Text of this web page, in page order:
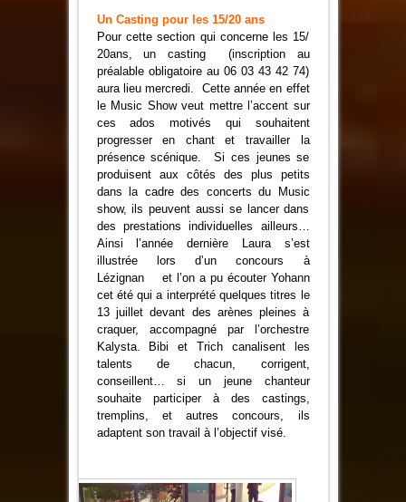
Un Casting pour les 15/20 ans
Pour cette section qui concerne les 15/
20ans, un casting (inscription au
préalable obligatoire au 06 03 43 42 74)
aura lieu mercredi. Cette année en effet
le Music Show veut mettre l’accent sur
ces ados motivés qui souhaitent
progresser en chant et travailler la
présence scénique. Si ces jeunes se
produisent aux côtés des plus petits
dans la cadre des concerts du Music
show, ils peuvent aussi se lancer dans
des prestations individuelles ailleurs…
Ainsi l’année dernière Laura s’est
illustrée lors d’un concours à
Lézignan et l’on a pu écouter Yohann
cet été qui a interprété quelques titres le
13 juillet devant des arènes pleines à
craquer, accompagné par l’orchestre
Kalysta. Bibi et Trich canalisent les
talents de chacun, corrigent,
conseillent… si un jeune chanteur
souhaite participer à des castings,
tremplins, et autres concours, ils
adaptent son travail à l’objectif visé.